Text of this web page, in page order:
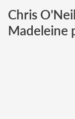
Chris
Madeleine